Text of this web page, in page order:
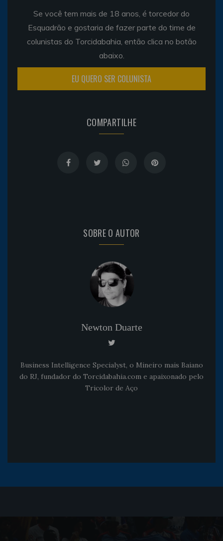
Se você tem mais de 18 anos, é torcedor do
Esquadrão e gostaria de fazer parte do time de
colunistas do Torcidabahia, então clica no botão
abaixo.
EU QUERO SER COLUNISTA
COMPARTILHE
SOBRE O AUTOR
Newton Duarte
Business Intelligence Specialyst, o Mineiro mais Baiano
do RJ, fundador do Torcidabahia.com e apaixonado pelo
Tricolor de Aço